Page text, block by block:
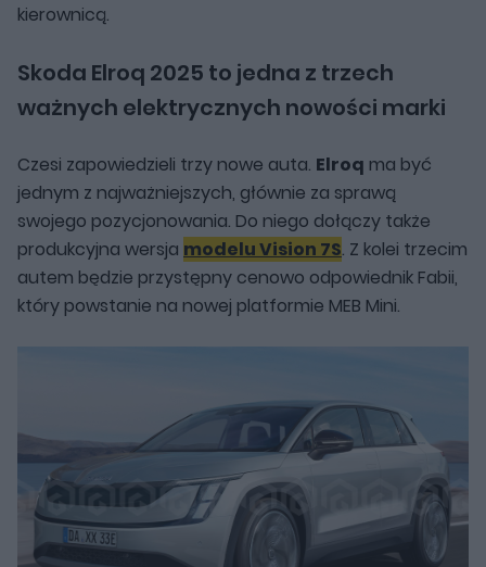
kierownicą.
Skoda Elroq 2025 to jedna z trzech
ważnych elektrycznych nowości marki
Czesi zapowiedzieli trzy nowe auta. Elroq ma być
jednym z najważniejszych, głównie za sprawą
swojego pozycjonowania. Do niego dołączy także
produkcyjna wersja modelu Vision 7S. Z kolei trzecim
autem będzie przystępny cenowo odpowiednik Fabii,
który powstanie na nowej platformie MEB Mini.